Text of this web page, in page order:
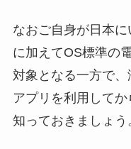
なおご自身が日本
に加えてOS標準の
対象となる一方で
アプリを利用して
知っておきましょう